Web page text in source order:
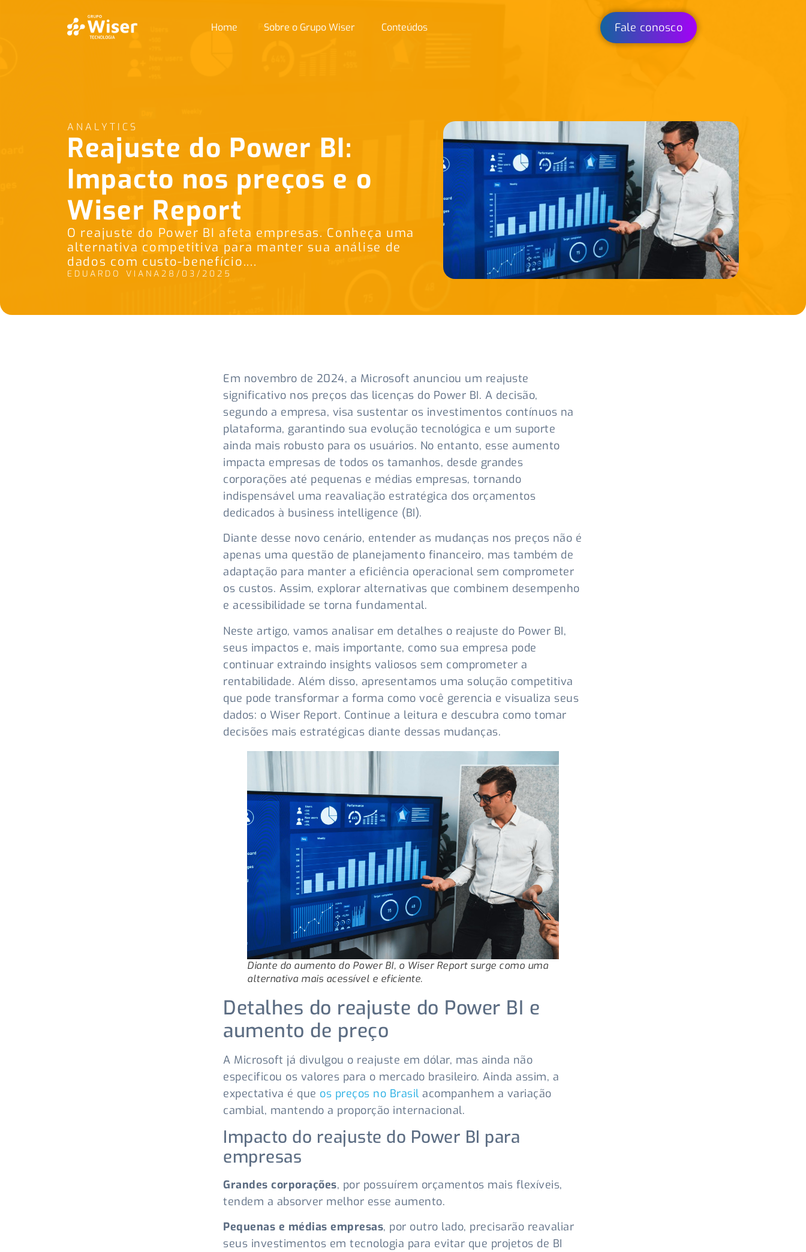
Home Sobre o Grupo Wiser Conteúdos Fale conosco
ANALYTICS
Reajuste do Power BI:
Impacto nos preços e o
Wiser Report
O reajuste do Power BI afeta empresas. Conheça uma
alternativa competitiva para manter sua análise de
dados com custo-benefício....
EDUARDO VIANA 28/03/2025
Em novembro de 2024, a Microsoft anunciou um reajuste
significativo nos preços das licenças do Power BI. A decisão,
segundo a empresa, visa sustentar os investimentos contínuos na
plataforma, garantindo sua evolução tecnológica e um suporte
ainda mais robusto para os usuários. No entanto, esse aumento
impacta empresas de todos os tamanhos, desde grandes
corporações até pequenas e médias empresas, tornando
indispensável uma reavaliação estratégica dos orçamentos
dedicados à business intelligence (BI).
Diante desse novo cenário, entender as mudanças nos preços não é
apenas uma questão de planejamento financeiro, mas também de
adaptação para manter a eficiência operacional sem comprometer
os custos. Assim, explorar alternativas que combinem desempenho
e acessibilidade se torna fundamental.
Neste artigo, vamos analisar em detalhes o reajuste do Power BI,
seus impactos e, mais importante, como sua empresa pode
continuar extraindo insights valiosos sem comprometer a
rentabilidade. Além disso, apresentamos uma solução competitiva
que pode transformar a forma como você gerencia e visualiza seus
dados: o Wiser Report. Continue a leitura e descubra como tomar
decisões mais estratégicas diante dessas mudanças.
Diante do aumento do Power BI, o Wiser Report surge como uma
alternativa mais acessível e eficiente.
Detalhes do reajuste do Power BI e
aumento de preço
A Microsoft já divulgou o reajuste em dólar, mas ainda não
especificou os valores para o mercado brasileiro. Ainda assim, a
expectativa é que os preços no Brasilacompanhem a variação
cambial, mantendo a proporção internacional.
Impacto do reajuste do Power BI para
empresas
Grandes corporações, por possuírem orçamentos mais flexíveis,
tendem a absorver melhor esse aumento.
Pequenas e médias empresas, por outro lado, precisarão reavaliar
seus investimentos em tecnologia para evitar que projetos de BI